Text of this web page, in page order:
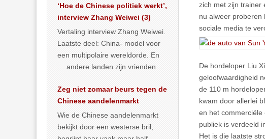
zich met zijn trainer
nu alweer proberen
sociale media te
De hordeloper Liu
geloofwaardigheid
de 110 m
kwam door allerlei
en het
publiek is verdeeld
Het is die laatste
… >> lees meer
‘Hoe de Chinese politiek werkt’,
interview Zhang Weiwei (3)
Vertaling interview Zhang Weiwei.
Laatste deel: China- model voor
een multipolaire wereldorde. En
… andere landen zijn vrienden of
Zeg niet zomaar beurs tegen de
Chinese aandelenmarkt
Wie de Chinese aandelenmarkt
bekijkt door een westerse bril,